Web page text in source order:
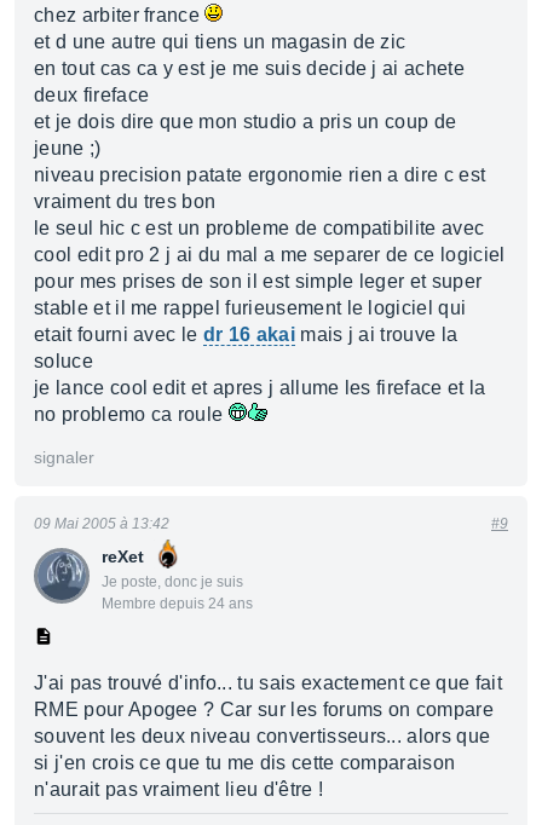
chez arbiter france
et d une autre qui tiens un magasin de zic
en tout cas ca y est je me suis decide j ai achete
deux fireface
et je dois dire que mon studio a pris un coup de
jeune ;)
niveau precision patate ergonomie rien a dire c est
vraiment du tres bon
le seul hic c est un probleme de compatibilite avec
cool edit pro 2 j ai du mal a me separer de ce logiciel
pour mes prises de son il est simple leger et super
stable et il me rappel furieusement le logiciel qui
etait fourni avec le dr 16 akaimais j ai trouve la
soluce
je lance cool edit et apres j allume les fireface et la
no problemo ca roule
signaler
reXet
Je poste, donc je suis
Membre depuis 24 ans
09 Mai 2005 à 13:42 #9
J'ai pas trouvé d'info... tu sais exactement ce que fait
RME pour Apogee ? Car sur les forums on compare
souvent les deux niveau convertisseurs... alors que
si j'en crois ce que tu me dis cette comparaison
n'aurait pas vraiment lieu d'être !